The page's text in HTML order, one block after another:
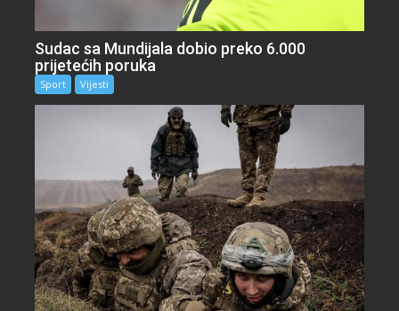
Sudac sa Mundijala dobio preko 6.000
prijetećih poruka
Sport Vijesti